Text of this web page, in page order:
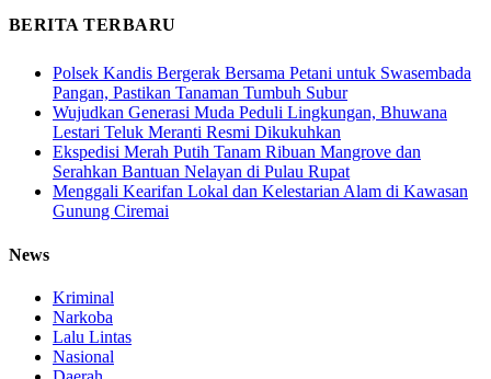
BERITA TERBARU
Polsek Kandis Bergerak Bersama Petani untuk Swasembada
Pangan, Pastikan Tanaman Tumbuh Subur
Wujudkan Generasi Muda Peduli Lingkungan, Bhuwana
Lestari Teluk Meranti Resmi Dikukuhkan
Ekspedisi Merah Putih Tanam Ribuan Mangrove dan
Serahkan Bantuan Nelayan di Pulau Rupat
Menggali Kearifan Lokal dan Kelestarian Alam di Kawasan
Gunung Ciremai
News
Kriminal
Narkoba
Lalu Lintas
Nasional